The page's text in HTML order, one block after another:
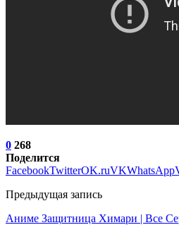
0 268
Поделится
FacebookTwitterOK.ruVKWhatsApp
Предыдущая запись
Аниме Защитница Химари | Все